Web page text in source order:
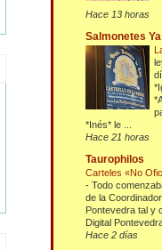
Hace 13 horas
Salmonetes
*Inés* le ...
Hace 21 horas
Taurophilos
Carteles «No
-Todo
de la
Pontevedra tal y
Digital
Hace 2 días